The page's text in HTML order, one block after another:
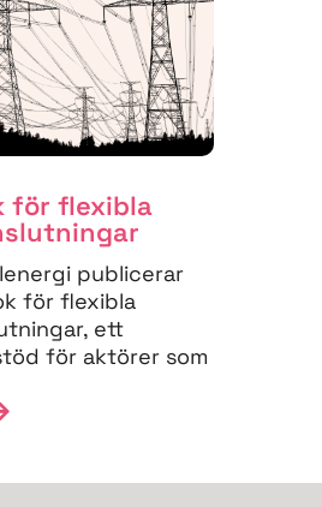
för flexibla
publicerar
för flexibla
ett
för aktörer som
och